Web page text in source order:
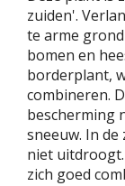
zuiden'.
te arme
bomen en
borderplant,
combineren.
bescherming
sneeuw. In
niet
zich goed